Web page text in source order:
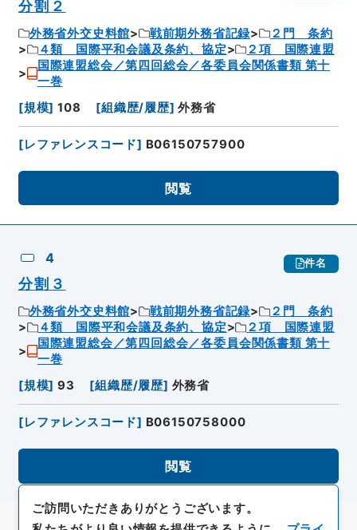
分割２
外務省外交史料館 戦前期外務省記録
２門 条約
４類 国際平和会議及条約、協定
２項 国際連盟
国際連盟総会／第四回総会／各委員会関係書類 第十
一巻
[規模] 108 [組織歴/履歴] 外務省
[レファレンスコード] B06150757900
閲覧
4 件名
分割３
外務省外交史料館 戦前期外務省記録
２門 条約
４類 国際平和会議及条約、協定
２項 国際連盟
国際連盟総会／第四回総会／各委員会関係書類 第十
一巻
[規模] 93 [組織歴/履歴] 外務省
[レファレンスコード] B06150758000
閲覧
ご訪問いただきありがとうございます。